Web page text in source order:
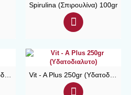
Spirulina (Σπιρουλίνα) 100gr